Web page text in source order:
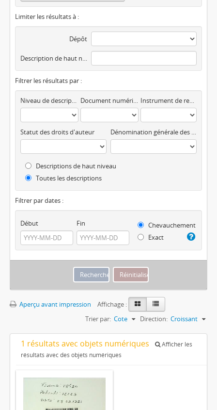
Limiter les résultats à :
Dépôt
Description de haut niveau
Filtrer les résultats par :
Niveau de description Document numérique disponible Instrument de recherche
Statut des droits d'auteur Dénomination générale des documents
Descriptions de haut niveau
Toutes les descriptions
Filtrer par dates :
Début Fin
Chevauchement
Exact
Aperçu avant impression
Affichage :
Trier par: Cote Direction: Croissant
1 résultats avec objets numériques
Afficher les
résultats avec des objets numériques